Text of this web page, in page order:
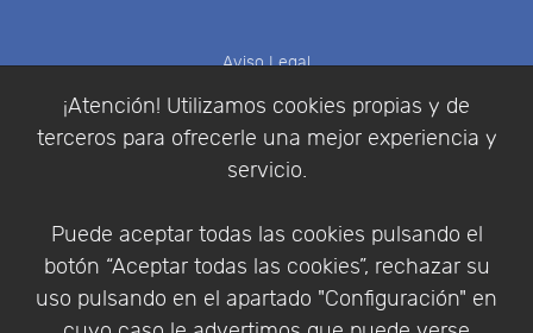
¡Atención! Utilizamos cookies propias y de
terceros para ofrecerle una mejor experiencia y
servicio.
Puede aceptar todas las cookies pulsando el
botón “Aceptar todas las cookies”, rechazar su
uso pulsando en el apartado "Configuración" en
Aviso Legal
Política de Privacidad
Condiciones de compra
Identificarse